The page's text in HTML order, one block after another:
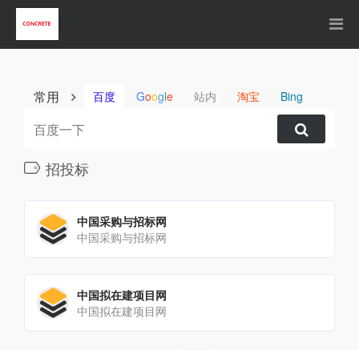
常用 百度 Google 站内 淘宝 Bing
招投标
中国采购与招标网
中国采购与招标网
中国拟在建项目网
中国拟在建项目网